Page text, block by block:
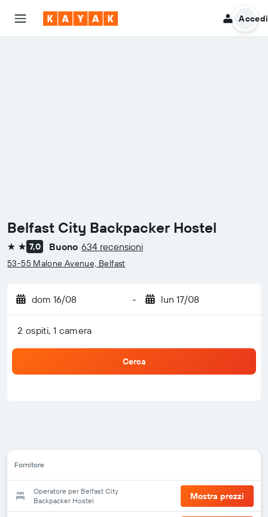
Accedi
Belfast City Backpacker Hostel
2 stelle
7,0 Buono 634 recensioni
53-55 Malone Avenue, Belfast
dom 16/08 - lun 17/08
2 ospiti, 1 camera
Cerca
Fornitore
Operatore per Belfast City
Backpacker Hostel
Mostra prezzi